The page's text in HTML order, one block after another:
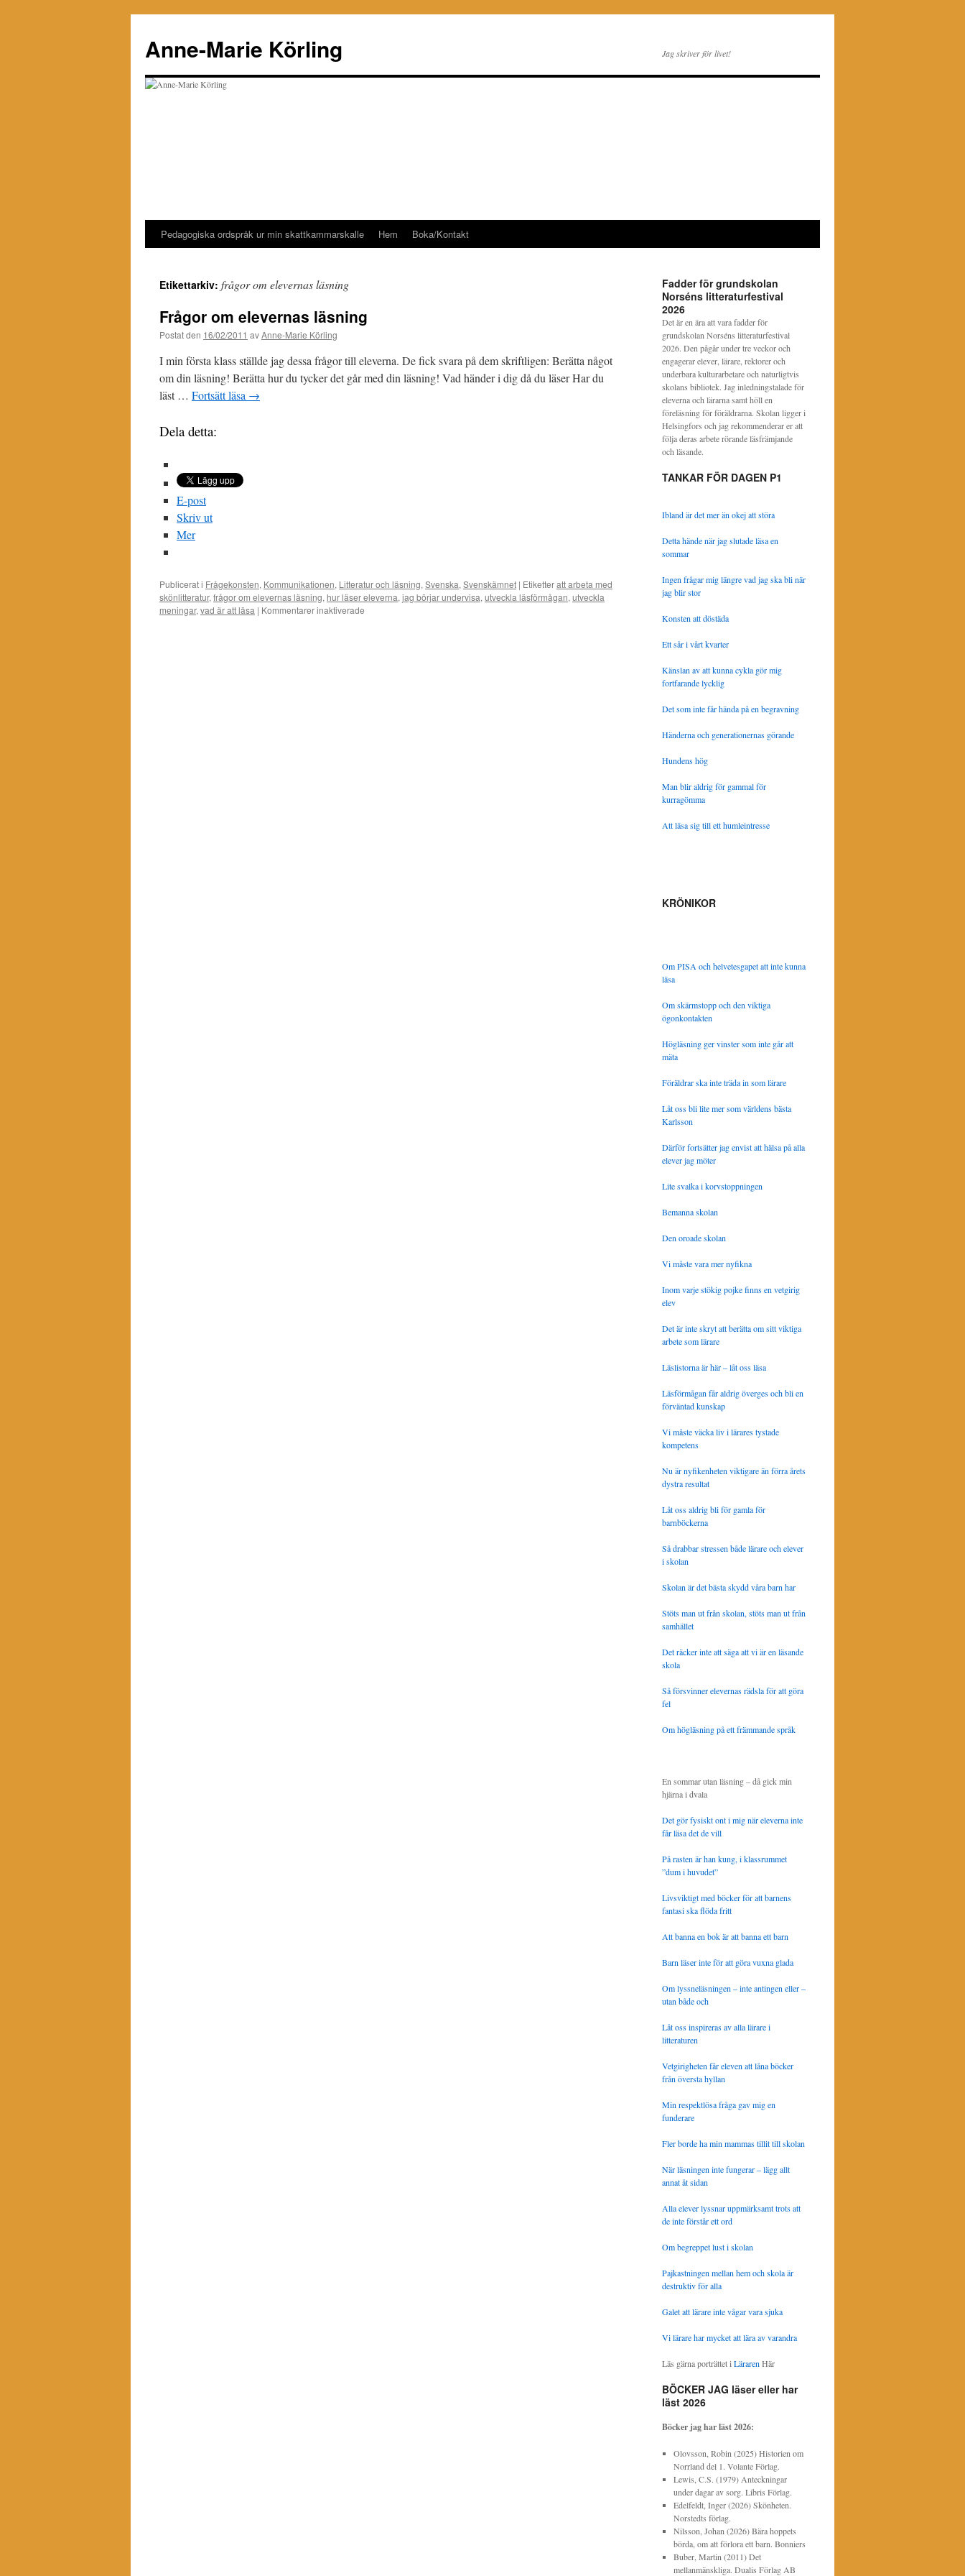
innehåll
Anne-Marie Körling Jag skriver för livet!
Pedagogiska ordspråk ur min skattkammarskalle Hem Boka/Kontakt
Etikettarkiv: frågor om elevernas läsning
Frågor om elevernas läsning
Postat den 16/02/2011 avAnne-Marie Körling
I min första klass ställde jag dessa frågor till eleverna. De fick svara på dem skriftligen: Berätta något
om din läsning! Berätta hur du tycker det går med din läsning! Vad händer i dig då du läser Har du
läst … Fortsätt läsa →
Dela detta:
E-post
Skriv ut
Mer
Publicerat i Frågekonsten, Kommunikationen, Litteratur och läsning, Svenska, Svenskämnet | Etiketteratt arbeta med
skönlitteratur, frågor om elevernas läsning, hur läser eleverna, jag börjar undervisa, utveckla läsförmågan, utveckla
meningar, vad är att läsa | Kommentarer inaktiverade
Fadder för grundskolan
Norséns litteraturfestival
2026
Det är en ära att vara fadder för
grundskolan Norséns litteraturfestival
2026. Den pågår under tre veckor och
engagerar elever, lärare, rektorer och
underbara kulturarbetare och naturligtvis
skolans bibliotek. Jag inledningstalade för
eleverna och lärarna samt höll en
föreläsning för föräldrarna. Skolan ligger i
Helsingfors och jag rekommenderar er att
följa deras arbete rörande läsfrämjande
och läsande.
TANKAR FÖR DAGEN P1
Ibland är det mer än okej att störa
Detta hände när jag slutade läsa en
sommar
Ingen frågar mig längre vad jag ska bli när
jag blir stor
Konsten att döstäda
Ett sår i vårt kvarter
Känslan av att kunna cykla gör mig
fortfarande lycklig
Det som inte får hända på en begravning
Händerna och generationernas görande
Hundens hög
Man blir aldrig för gammal för
kurragömma
Att läsa sig till ett humleintresse
KRÖNIKOR
Om PISA och helvetesgapet att inte kunna
läsa
Om skärmstopp och den viktiga
ögonkontakten
Högläsning ger vinster som inte går att
mäta
Föräldrar ska inte träda in som lärare
Låt oss bli lite mer som världens bästa
Karlsson
Därför fortsätter jag envist att hälsa på alla
elever jag möter
Lite svalka i korvstoppningen
Bemanna skolan
Den oroade skolan
Vi måste vara mer nyfikna
Inom varje stökig pojke finns en vetgirig
elev
Det är inte skryt att berätta om sitt viktiga
arbete som lärare
Läslistorna är här – låt oss läsa
Läsförmågan får aldrig överges och bli en
förväntad kunskap
Vi måste väcka liv i lärares tystade
kompetens
Nu är nyfikenheten viktigare än förra årets
dystra resultat
Låt oss aldrig bli för gamla för
barnböckerna
Så drabbar stressen både lärare och elever
i skolan
Skolan är det bästa skydd våra barn har
Stöts man ut från skolan, stöts man ut från
samhället
Det räcker inte att säga att vi är en läsande
skola
Så försvinner elevernas rädsla för att göra
fel
Om högläsning på ett främmande språk
En sommar utan läsning – då gick min
hjärna i dvala
Det gör fysiskt ont i mig när eleverna inte
får läsa det de vill
På rasten är han kung, i klassrummet
”dum i huvudet”
Livsviktigt med böcker för att barnens
fantasi ska flöda fritt
Att banna en bok är att banna ett barn
Barn läser inte för att göra vuxna glada
Om lyssneläsningen – inte antingen eller –
utan både och
Låt oss inspireras av alla lärare i
litteraturen
Vetgirigheten får eleven att låna böcker
från översta hyllan
Min respektlösa fråga gav mig en
funderare
Fler borde ha min mammas tillit till skolan
När läsningen inte fungerar – lägg allt
annat åt sidan
Alla elever lyssnar uppmärksamt trots att
de inte förstår ett ord
Om begreppet lust i skolan
Pajkastningen mellan hem och skola är
destruktiv för alla
Galet att lärare inte vågar vara sjuka
Vi lärare har mycket att lära av varandra
Läs gärna porträttet i Läraren Här
BÖCKER JAG läser eller har
läst 2026
Böcker jag har läst2026:
Olovsson, Robin (2025) Historien om
Norrland del 1. Volante Förlag.
Lewis, C.S. (1979) Anteckningar
under dagar av sorg. Libris Förlag.
Edelfeldt, Inger (2026) Skönheten.
Norstedts förlag.
Nilsson, Johan (2026) Bära hoppets
börda, om att förlora ett barn. Bonniers
Buber, Martin (2011) Det
mellanmänskliga. Dualis Förlag AB